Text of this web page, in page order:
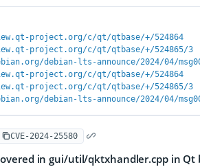
project.org/c/qt/qtbase/+/524864
project.org/c/qt/qtbase/+/524865/3
debian-lts-announce/2024/04/
project.org/c/qt/qtbase/+/524864
project.org/c/qt/qtbase/+/524865/3
debian-lts-announce/2024/04/
CVE-2024-25580
in gui/util/qktxhandler.cpp in Qt